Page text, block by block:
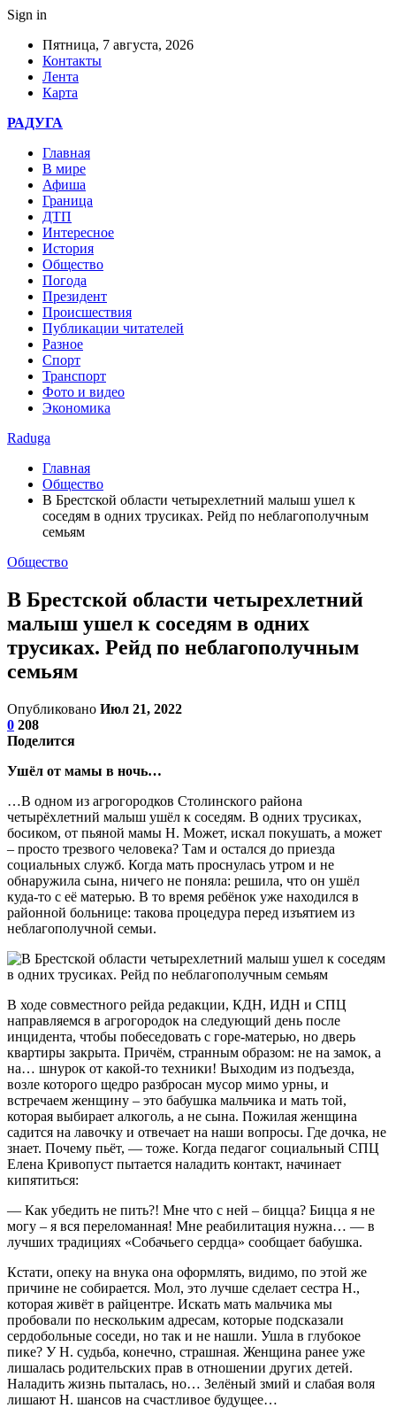
Sign in
Пятница, 7 августа, 2026
Контакты
Лента
Карта
РАДУГА
Главная
В мире
Афиша
Граница
ДТП
Интересное
История
Общество
Погода
Президент
Происшествия
Публикации читателей
Разное
Спорт
Транспорт
Фото и видео
Экономика
Raduga
Главная
Общество
В Брестской области четырехлетний малыш ушел к
соседям в одних трусиках. Рейд по неблагополучным
семьям
Общество
В Брестской области четырехлетний
малыш ушел к соседям в одних
трусиках. Рейд по неблагополучным
семьям
Опубликовано Июл 21, 2022
0 208
Поделится
Ушёл от мамы в ночь…
…В одном из агрогородков Столинского района
четырёхлетний малыш ушёл к соседям. В одних трусиках,
босиком, от пьяной мамы Н. Может, искал покушать, а может
– просто трезвого человека? Там и остался до приезда
социальных служб. Когда мать проснулась утром и не
обнаружила сына, ничего не поняла: решила, что он ушёл
куда-то с её матерью. В то время ребёнок уже находился в
районной больнице: такова процедура перед изъятием из
неблагополучной семьи.
В ходе совместного рейда редакции, КДН, ИДН и СПЦ
направляемся в агрогородок на следующий день после
инцидента, чтобы побеседовать с горе-матерью, но дверь
квартиры закрыта. Причём, странным образом: не на замок, а
на… шнурок от какой-то техники! Выходим из подъезда,
возле которого щедро разбросан мусор мимо урны, и
встречаем женщину – это бабушка мальчика и мать той,
которая выбирает алкоголь, а не сына. Пожилая женщина
садится на лавочку и отвечает на наши вопросы. Где дочка, не
знает. Почему пьёт, — тоже. Когда педагог социальный СПЦ
Елена Кривопуст пытается наладить контакт, начинает
кипятиться:
— Как убедить не пить?! Мне что с ней – бицца? Бицца я не
могу – я вся переломанная! Мне реабилитация нужна… — в
лучших традициях «Собачьего сердца» сообщает бабушка.
Кстати, опеку на внука она оформлять, видимо, по этой же
причине не собирается. Мол, это лучше сделает сестра Н.,
которая живёт в райцентре. Искать мать мальчика мы
пробовали по нескольким адресам, которые подсказали
сердобольные соседи, но так и не нашли. Ушла в глубокое
пике? У Н. судьба, конечно, страшная. Женщина ранее уже
лишалась родительских прав в отношении других детей.
Наладить жизнь пыталась, но… Зелёный змий и слабая воля
лишают Н. шансов на счастливое будущее…